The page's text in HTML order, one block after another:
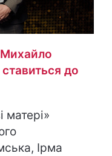
до
матері»
Ірма